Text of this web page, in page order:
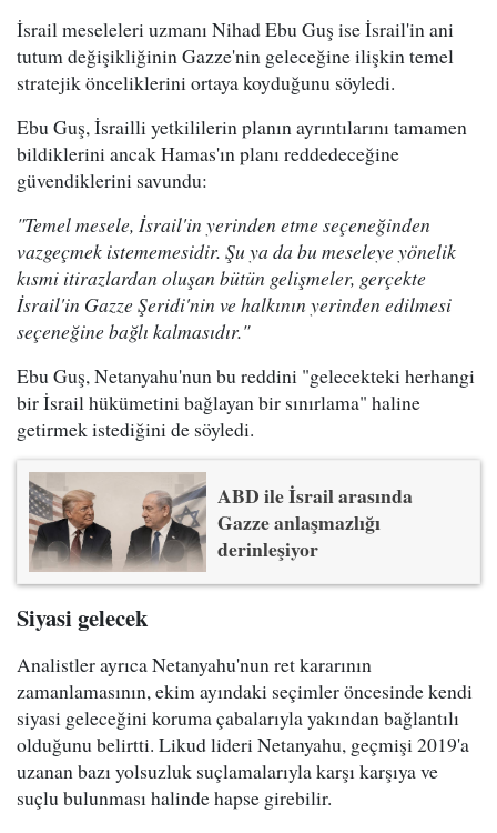
İsrail meseleleri uzmanı Nihad Ebu Guş ise İsrail'in ani
tutum değişikliğinin Gazze'nin geleceğine ilişkin temel
stratejik önceliklerini ortaya koyduğunu söyledi.
Ebu Guş, İsrailli yetkililerin planın ayrıntılarını tamamen
bildiklerini ancak Hamas'ın planı reddedeceğine
güvendiklerini savundu:
"Temel mesele, İsrail'in yerinden etme seçeneğinden
vazgeçmek istememesidir. Şu ya da bu meseleye yönelik
kısmi itirazlardan oluşan bütün gelişmeler, gerçekte
İsrail'in Gazze Şeridi'nin ve halkının yerinden edilmesi
seçeneğine bağlı kalmasıdır."
Ebu Guş, Netanyahu'nun bu reddini "gelecekteki herhangi
bir İsrail hükümetini bağlayan bir sınırlama" haline
getirmek istediğini de söyledi.
ABD ile İsrail arasında
Gazze anlaşmazlığı
derinleşiyor
Siyasi gelecek
Analistler ayrıca Netanyahu'nun ret kararının
zamanlamasının, ekim ayındaki seçimler öncesinde kendi
siyasi geleceğini koruma çabalarıyla yakından bağlantılı
olduğunu belirtti. Likud lideri Netanyahu, geçmişi 2019'a
uzanan bazı yolsuzluk suçlamalarıyla karşı karşıya ve
suçlu bulunması halinde hapse girebilir.